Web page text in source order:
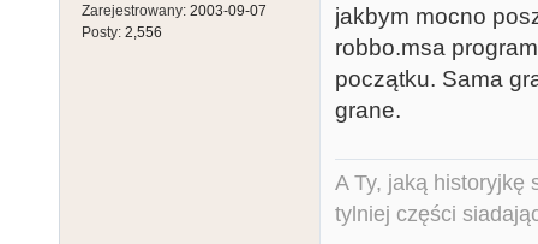
Zarejestrowany: 2003-09-07
Posty: 2,556
jakbym mocno
robbo.msa
początku. Sama
grane.
A Ty, jaką historyjkę
tylniej części